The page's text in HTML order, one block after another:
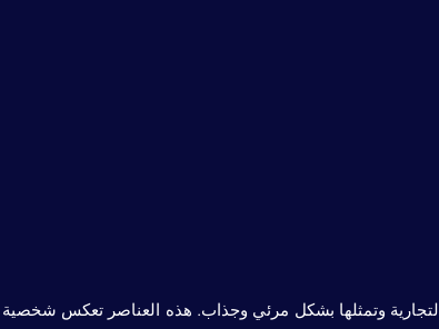
التجارية وتمثلها بشكل مرئي وجذاب. هذه العناصر تعكس شخصية